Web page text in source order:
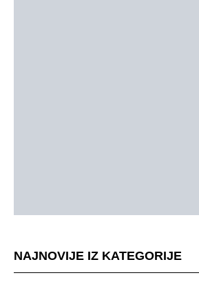
NAJNOVIJE IZ KATEGORIJE